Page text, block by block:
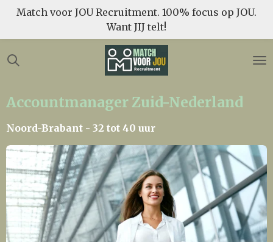
Ga
naar
de
Match voor JOU Recruitment. 100% focus op JOU.
Want JIJ telt!
Accountmanager Zuid-Nederland
Noord-Brabant - 32 tot 40 uur